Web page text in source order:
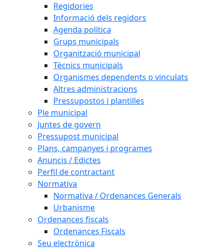
Regidories
Informació dels regidors
Agenda política
Grups municipals
Organització municipal
Tècnics municipals
Organismes dependents o vinculats
Altres administracions
Pressupostos i plantilles
Ple municipal
Juntes de govern
Pressupost municipal
Plans, campanyes i programes
Anuncis / Edictes
Perfil de contractant
Normativa
Normativa / Ordenances Generals
Urbanisme
Ordenances fiscals
Ordenances Fiscals
Seu electrònica